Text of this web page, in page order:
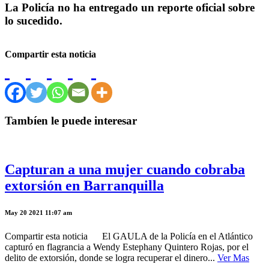
La Policía no ha entregado un reporte oficial sobre
lo sucedido.
Compartir esta noticia
Tambíen le puede interesar
Capturan a una mujer cuando cobraba
extorsión en Barranquilla
May 20 2021 11:07 am
Compartir esta noticia El GAULA de la Policía en el Atlántico
capturó en flagrancia a Wendy Estephany Quintero Rojas, por el
delito de extorsión, donde se logra recuperar el dinero... Ver Mas